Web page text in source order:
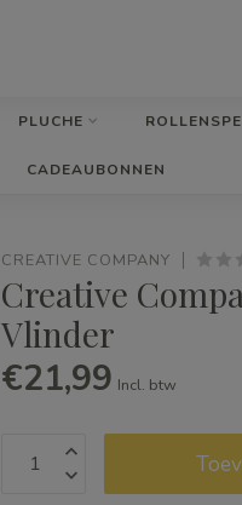
PLUCHE
CADEAUBONNEN
CREATIVE COMPANY
Creative
Vlinder
€21,99 Incl. btw